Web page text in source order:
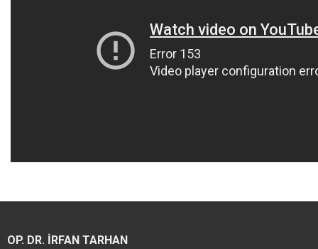
OP. DR. İRFAN TARHAN